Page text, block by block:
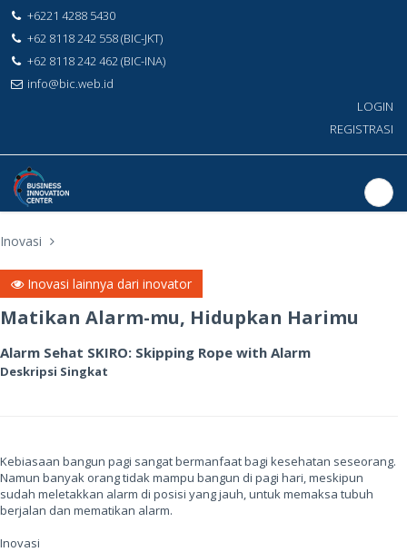
+6221 4288 5430
+62 8118 242 558 (BIC-JKT)
+62 8118 242 462 (BIC-INA)
info@bic.web.id
LOGIN
REGISTRASI
Inovasi
Inovasi lainnya dari inovator
Matikan Alarm-mu, Hidupkan Harimu
Alarm Sehat SKIRO: Skipping Rope with Alarm
Deskripsi Singkat
Kebiasaan bangun pagi sangat bermanfaat bagi kesehatan seseorang.
Namun banyak orang tidak mampu bangun di pagi hari, meskipun
sudah meletakkan alarm di posisi yang jauh, untuk memaksa tubuh
berjalan dan mematikan alarm.
Inovasi